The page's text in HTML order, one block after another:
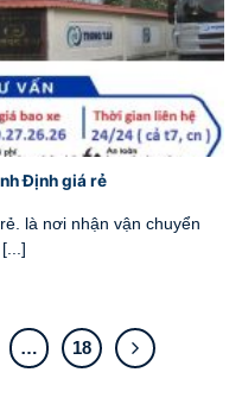
Định giá rẻ
là nơi nhận vận chuyển
… 18